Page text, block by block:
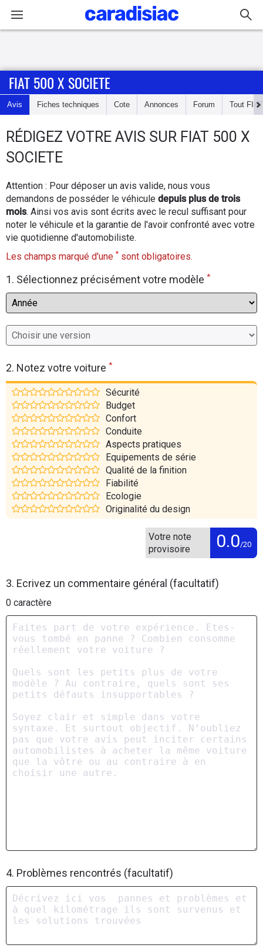
Accueil
Actu
Essais
d'achat
Electriques
Flottes
Auto
Moto
Marques
FIAT 500 X SOCIETE
Avis Fiches techniques Cote Annonces Forum Tout FIAT
RÉDIGEZ VOTRE AVIS SUR FIAT 500 X
SOCIETE
Attention : Pour déposer un avis valide, nous vous
demandons de posséder le véhicule depuis plus de trois
mois. Ainsi vos avis sont écrits avec le recul suffisant pour
noter le véhicule et la garantie de l'avoir confronté avec votre
vie quotidienne d'automobiliste.
Les champs marqué d'une * sont obligatoires.
1. Sélectionnez précisément votre modèle *
2. Notez votre voiture *
Sécurité
Budget
Confort
Conduite
Aspects pratiques
Equipements de série
Qualité de la finition
Fiabilité
Ecologie
Originalité du design
Votre note
provisoire
0.0/20
3. Ecrivez un commentaire général (facultatif)
0 caractère
4. Problèmes rencontrés (facultatif)